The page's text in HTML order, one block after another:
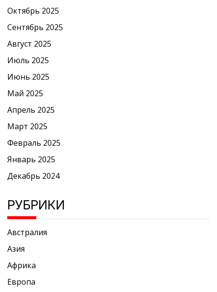
Октябрь 2025
Сентябрь 2025
Август 2025
Июль 2025
Июнь 2025
Май 2025
Апрель 2025
Март 2025
Февраль 2025
Январь 2025
Декабрь 2024
РУБРИКИ
Австралия
Азия
Африка
Европа